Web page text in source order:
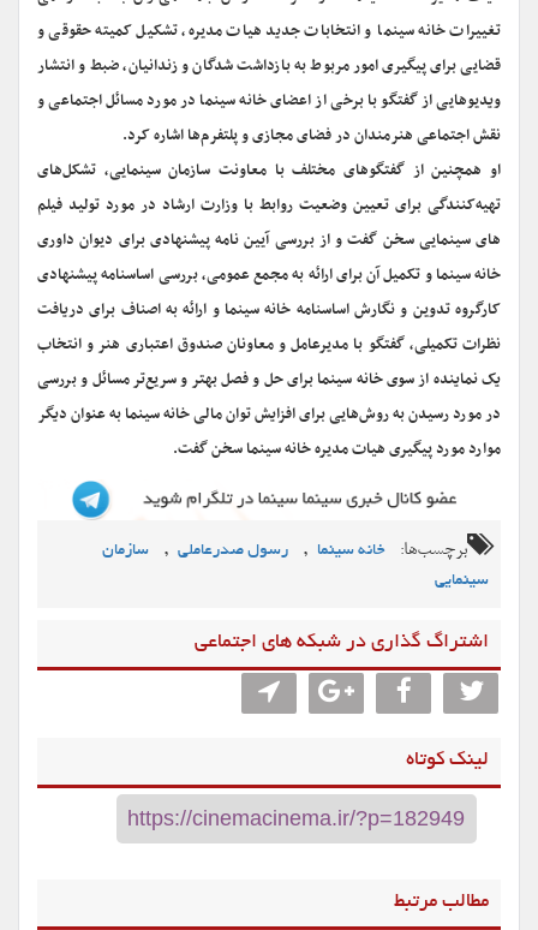
تغییرات خانه سینما و انتخابات جدید هیات مدیره، تشکیل کمیته حقوقی و
قضایی برای پیگیری امور مربوط به بازداشت شدگان و زندانیان، ضبط و انتشار
ویدیوهایی از گفتگو با برخی از اعضای خانه سینما در مورد مسائل اجتماعی و
نقش اجتماعی هنرمندان در فضای مجازی و پلتفرم‌ها اشاره کرد.
او همچنین از گفتگوهای مختلف با معاونت سازمان سینمایی، تشکل‌های
تهیه‌کنندگی برای تعیین وضعیت روابط با وزارت ارشاد در مورد تولید فیلم
های سینمایی سخن گفت و از بررسی آیین نامه پیشنهادی برای دیوان داوری
خانه سینما و تکمیل آن برای ارائه به مجمع عمومی، بررسی اساسنامه پیشنهادی
کارگروه تدوین و نگارش اساسنامه خانه سینما و ارائه به اصناف برای دریافت
نظرات تکمیلی، گفتگو با مدیرعامل و معاونان صندوق اعتباری هنر و انتخاب
یک نماینده از سوی خانه سینما برای حل و فصل بهتر و سریع‌تر مسائل و بررسی
در مورد رسیدن به روش‌هایی برای افزایش توان مالی خانه سینما به عنوان دیگر
موارد مورد پیگیری هیات مدیره خانه سینما سخن گفت.
برچسب‌ها: خانه سینما , رسول صدرعاملی ,
سازمان
سینمایی
اشتراگ گذاری در شبکه های اجتماعی
لینک کوتاه
مطالب مرتبط